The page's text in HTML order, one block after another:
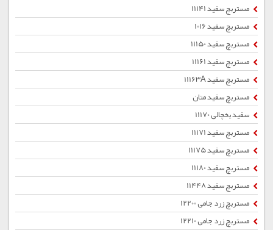
مستربچ سفید 11141
مستربچ سفید 1016
مستربچ سفید 11150
مستربچ سفید 11161
مستربچ سفید 11163A
مستربچ سفید متان
سفید یخچالی 11170
مستربچ سفید 11171
مستربچ سفید 11175
مستربچ سفید 11180
مستربچ سفید 11448
مستربچ زرد جامی 12200
مستربچ زرد جامی 12210